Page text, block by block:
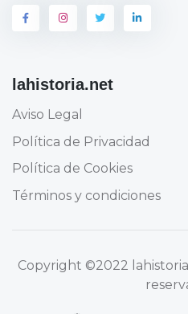
lahistoria.net
Aviso Legal
Política de Privacidad
Política de Cookies
Términos y condiciones
Copyright ©2022